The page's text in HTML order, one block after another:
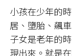
小孩在少年的
居、墮胎、飆
子女是老年的
現出來。就是